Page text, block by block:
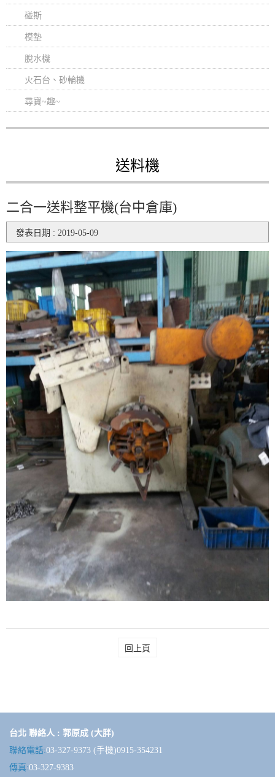
碰斯
模墊
脫水機
火石台、砂輪機
尋寶~趣~
送料機
二合一送料整平機(台中倉庫)
發表日期 : 2019-05-09
回上頁
台北 聯絡人 : 郭原成 (大胖)
聯絡電話:03-327-9373 (手機)0915-354231
傳真:03-327-9383